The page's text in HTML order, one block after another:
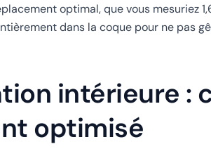
optimal, que vous mesuriez
dans la coque pour ne pas
intérieure
optimisé